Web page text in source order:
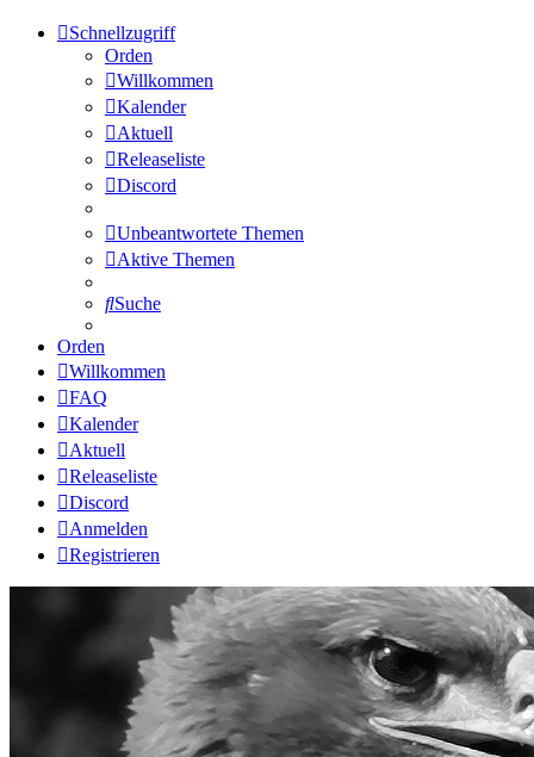
Schnellzugriff
Orden
Willkommen
Kalender
Aktuell
Releaseliste
Discord
Unbeantwortete Themen
Aktive Themen
Suche
Orden
Willkommen
FAQ
Kalender
Aktuell
Releaseliste
Discord
Anmelden
Registrieren